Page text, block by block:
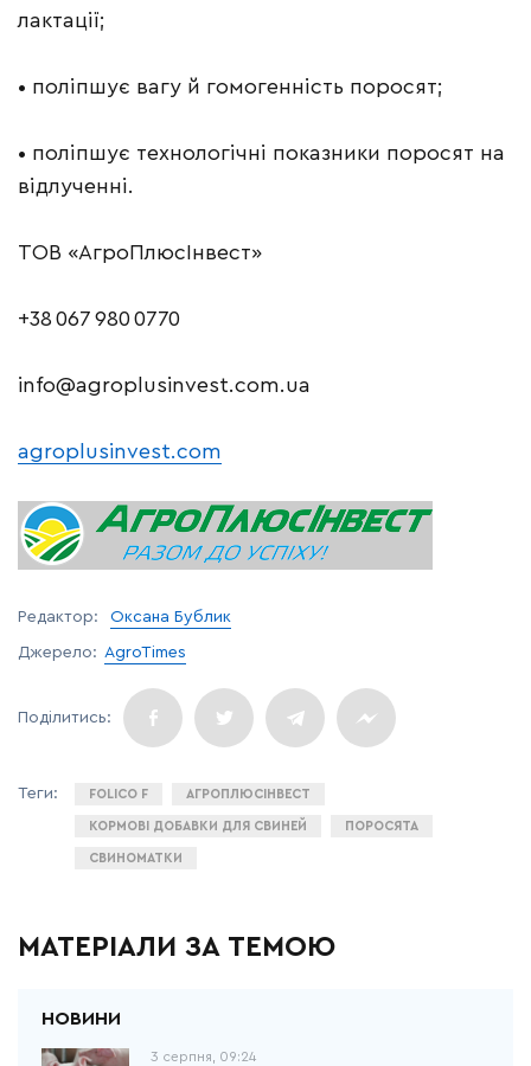
лактації;
• поліпшує вагу й гомогенність поросят;
• поліпшує технологічні показники поросят на
відлученні.
ТОВ «АгроПлюсІнвест»
+38 067 980 0770
info@agroplusinvest.com.ua
agroplusinvest.com
Редактор: Оксана Бублик
Джерело: AgroTimes
FOLICO F АГРОПЛЮСІНВЕСТ
КОРМОВІ ДОБАВКИ ДЛЯ СВИНЕЙ ПОРОСЯТА
СВИНОМАТКИ
МАТЕРІАЛИ ЗА ТЕМОЮ
3 серпня, 09:24